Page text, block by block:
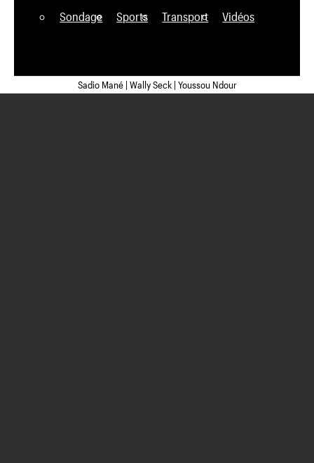
Sondage Sports Transport Vidéos
Sadio Mané | Wally Seck | Youssou Ndour